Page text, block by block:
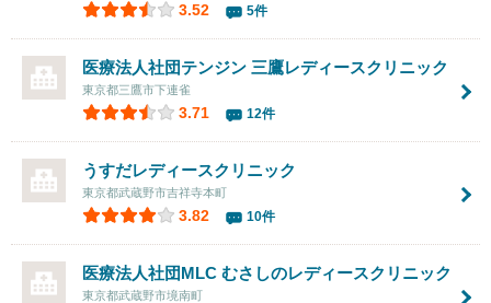
3.52 5件
医療法人社団テンジン 三鷹レディースクリニック
東京都三鷹市下連雀
3.71 12件
うすだレディースクリニック
東京都武蔵野市吉祥寺本町
3.82 10件
医療法人社団MLC むさしのレディースクリニック
東京都武蔵野市境南町